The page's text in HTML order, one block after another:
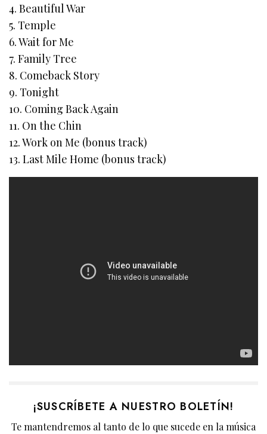
4. Beautiful War
5. Temple
6. Wait for Me
7. Family Tree
8. Comeback Story
9. Tonight
10. Coming Back Again
11. On the Chin
12. Work on Me (bonus track)
13. Last Mile Home (bonus track)
¡SUSCRÍBETE A NUESTRO BOLETÍN!
Te mantendremos al tanto de lo que sucede en la música